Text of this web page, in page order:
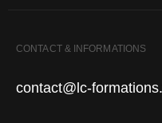
CONTACT & INFORMATIONS
contact@lc-